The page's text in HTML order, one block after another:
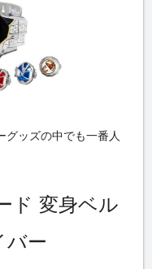
グッズの中でも一番人
ド 変身ベル
バー